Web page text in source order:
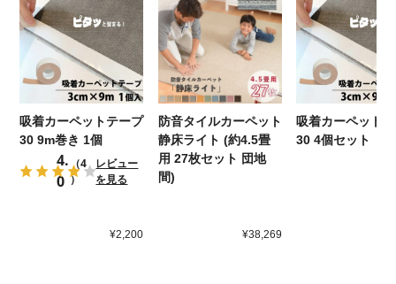
吸着カーペットテープ
30 9m巻き 1個
4.
0
（4
）
レビュー
を見る
¥2,200
防音タイルカーペット
静床ライト (約4.5畳
用 27枚セット 団地
間)
¥38,269
吸着カーペット
30 4個セット